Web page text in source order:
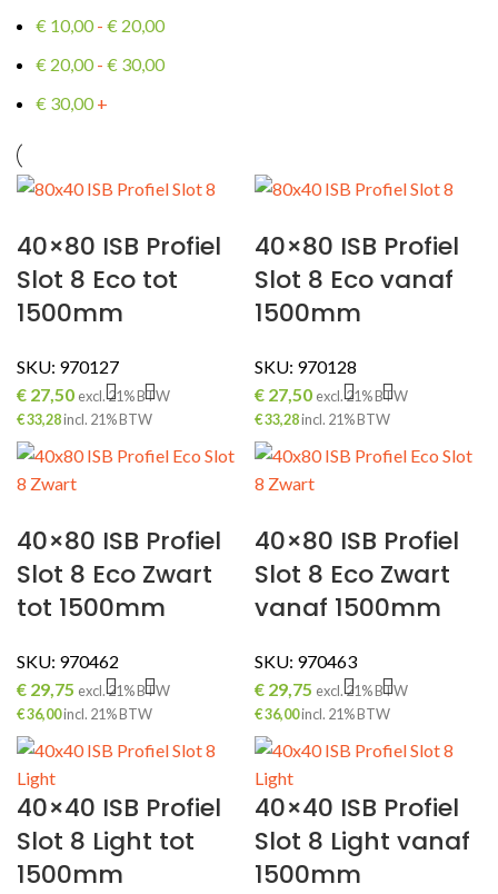
€ 10,00- € 20,00
€ 20,00- € 30,00
€ 30,00+
40×80 ISB Profiel
Slot 8 Eco tot
1500mm
SKU: 970127
€ 27,50 excl. 21% BTW
€33,28incl. 21% BTW
40×80 ISB Profiel
Slot 8 Eco vanaf
1500mm
SKU: 970128
€ 27,50 excl. 21% BTW
€33,28incl. 21% BTW
40×80 ISB Profiel
Slot 8 Eco Zwart
tot 1500mm
SKU: 970462
€ 29,75 excl. 21% BTW
€36,00incl. 21% BTW
40×80 ISB Profiel
Slot 8 Eco Zwart
vanaf 1500mm
SKU: 970463
€ 29,75 excl. 21% BTW
€36,00incl. 21% BTW
40×40 ISB Profiel
Slot 8 Light tot
1500mm
40×40 ISB Profiel
Slot 8 Light vanaf
1500mm